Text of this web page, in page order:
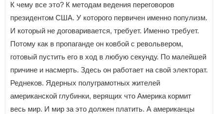
К чему все это? К методам ведения переговоров
президентом США. У которого первичен именно популизм.
И который не договаривается, требует. Именно требует.
Потому как в пропаганде он ковбой с револьвером,
готовый пустить его в ход в любую секунду. По малейшей
причине и насмерть. Здесь он работает на свой электорат.
Реднеков. Ядерных полуграмотных жителей
американской глубинки, верящих что Америка кормит
весь мир. И мир за это должен платить. А американцы